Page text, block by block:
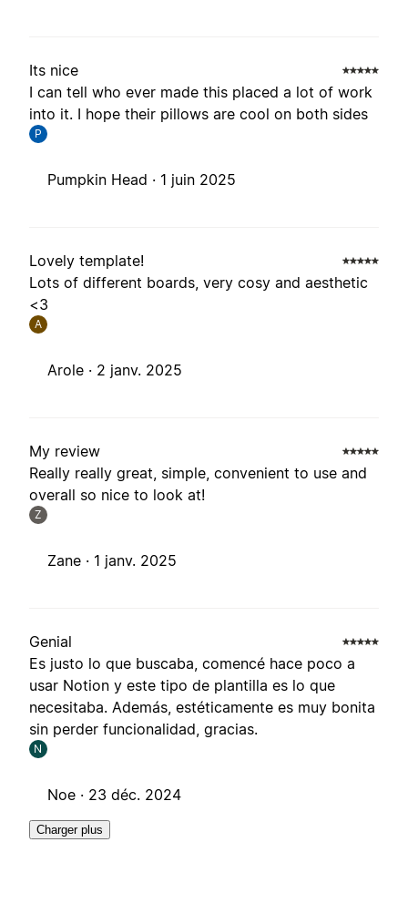
Its nice
I can tell who ever made this placed a lot of work
into it. I hope their pillows are cool on both sides
P
Pumpkin Head · 1 juin 2025
Lovely template!
Lots of different boards, very cosy and aesthetic
<3
A
Arole · 2 janv. 2025
My review
Really really great, simple, convenient to use and
overall so nice to look at!
Z
Zane · 1 janv. 2025
Genial
Es justo lo que buscaba, comencé hace poco a
usar Notion y este tipo de plantilla es lo que
necesitaba. Además, estéticamente es muy bonita
sin perder funcionalidad, gracias.
N
Noe · 23 déc. 2024
Charger plus